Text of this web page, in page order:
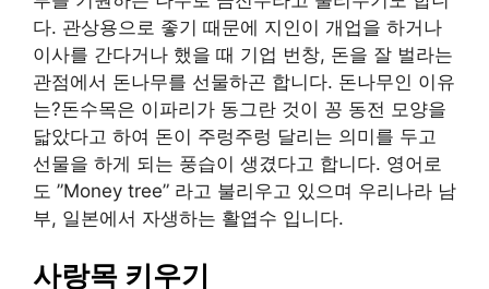
다. 관상용으로 좋기 때문에 지인이 개업을 하거나
이사를 간다거나 했을 때 기업 번창, 돈을 잘 벌라는
관점에서 돈나무를 선물하곤 합니다. 돈나무인 이유
는?돈수목은 이파리가 동그란 것이 꽁 동전 모양을
닯았다고 하여 돈이 주렁주렁 달리는 의미를 두고
선물을 하게 되는 풍습이 생겼다고 합니다. 영어로
도 ”Money tree” 라고 불리우고 있으며 우리나라 남
부, 일본에서 자생하는 활엽수 입니다.
사랑목 키우기